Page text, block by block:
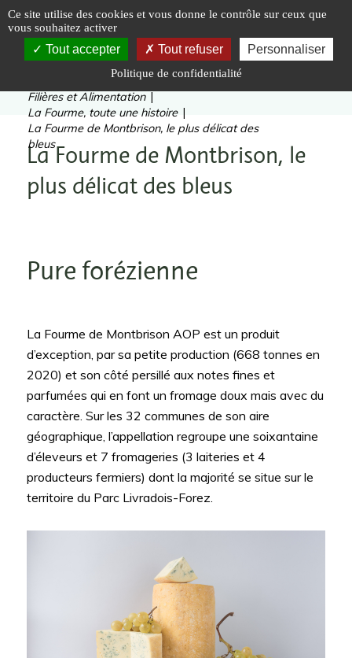
Accueil | Valoriser |
Filières et Alimentation |
La Fourme, toute une histoire |
La Fourme de Montbrison, le plus délicat des
bleus
La Fourme de Montbrison, le
plus délicat des bleus
Pure forézienne
La Fourme de Montbrison AOP est un produit
d’exception, par sa petite production (668 tonnes en
2020) et son côté persillé aux notes fines et
parfumées qui en font un fromage doux mais avec du
caractère. Sur les 32 communes de son aire
géographique, l’appellation regroupe une soixantaine
d’éleveurs et 7 fromageries (3 laiteries et 4
producteurs fermiers) dont la majorité se situe sur le
territoire du Parc Livradois-Forez.
Panneau de gestion des cookies
Ce site utilise des cookies et vous donne le contrôle sur ceux que
vous souhaitez activer
Tout accepter Tout refuser Personnaliser
Politique de confidentialité